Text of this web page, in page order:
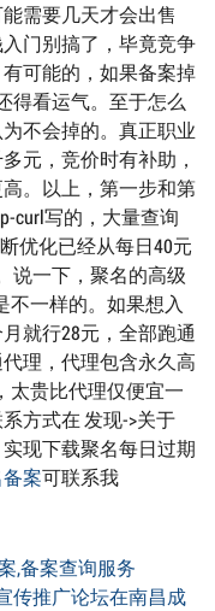
需要几天才会出售
门别搞了，毕竟竞争
可能的，如果备案掉
得看运气。至于怎么
不会掉的。真正职业
元，竞价时有补助，
。以上，第一步和第
curl写的，大量查询
优化已经从每日40元
说一下，聚名的高级
不一样的。如果想入
就行28元，全部跑通
理，代理包含永久高
太贵比代理仅便宜一
方式在 发现->关于
现下载聚名每日过期
案可联系我
,备案查询服务
传推广论坛在南昌成